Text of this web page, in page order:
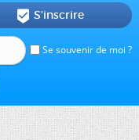
Se souvenir de moi ?
 S'inscrire